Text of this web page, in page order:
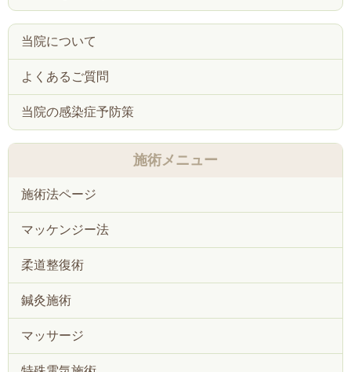
当院について
よくあるご質問
当院の感染症予防策
施術メニュー
施術法ページ
マッケンジー法
柔道整復術
鍼灸施術
マッサージ